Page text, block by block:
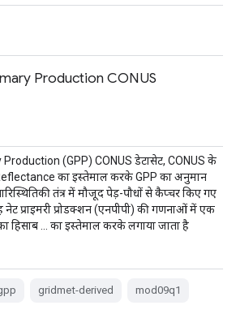
Production CONUS
(GPP) CONUS डेटासेट, CONUS के
का इस्तेमाल करके GPP का अनुमान
तंत्र में मौजूद पेड़-पौधों से कैप्चर किए गए
नेट प्राइमरी प्रोडक्शन (एनपीपी) की गणनाओं में एक
हिसाब … का इस्तेमाल करके लगाया जाता है
gridmet-derived mod09q1